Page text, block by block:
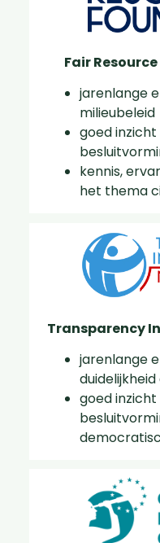
Fair
jarenlange
milieubeleid
goed inzicht
kennis,
het thema
Transparency
jarenlange
goed